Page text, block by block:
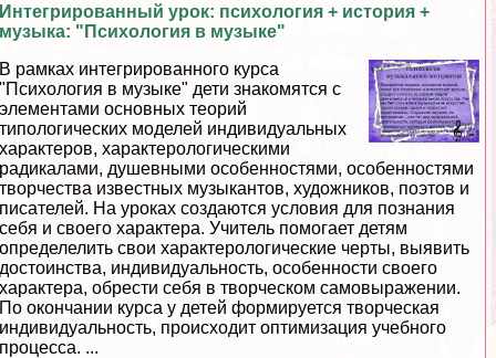
Интегрированный урок: психология + история +
музыка: "Психология в музыке"
В рамках интегрированного курса
"Психология в музыке" дети знакомятся с
элементами основных теорий
типологических моделей индивидуальных
хаpaктеров, хаpaктерологическими
радикалами, душевными особенностями, особенностями
творчества известных музыкантов, художников, поэтов и
писателей. На уроках создаются условия для познания
себя и своего хаpaктера. Учитель помогает детям
определелить свои хаpaктерологические черты, выявить
достоинства, индивидуальность, особенности своего
хаpaктера, обрести себя в творческом самовыражении.
По окончании курса у детей формируется творческая
индивидуальность, происходит оптимизация учебного
процесса. ...